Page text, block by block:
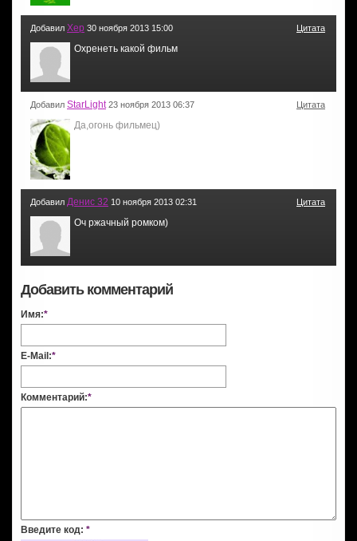
Добавил Хер 30 ноября 2013 15:00 Цитата
Охренеть какой фильм
Добавил StarLight23 ноября 2013 06:37 Цитата
Да,огонь фильмец)
Добавил Денис 32 10 ноября 2013 02:31 Цитата
Оч ржачный ромком)
Добавить комментарий
Имя:*
E-Mail:*
Комментарий:*
Введите код: *